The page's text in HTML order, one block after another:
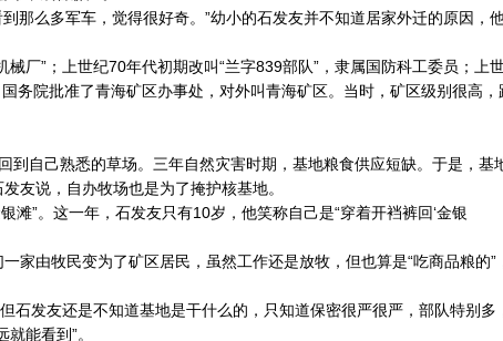
么多军车，觉得很好奇。”幼小的石发友并不知道居家外迁的原因，
厂”；上世纪70年代初期改叫“兰字839部队”，隶属国防科工委员；上
务院批准了青海矿区办事处，对外叫青海矿区。当时，矿区级别很高，
自己熟悉的草场。三年自然灾害时期，基地粮食供应短缺。于是，基
友说，自办牧场也是为了掩护核基地。
”。这一年，石发友只有10岁，他笑称自己是“穿着开裆裤回‘金银
由牧民变为了矿区居民，虽然工作还是放牧，但也算是“吃商品粮的”
发友还是不知道基地是干什么的，只知道保密很严很严，部队特别多
能看到”。